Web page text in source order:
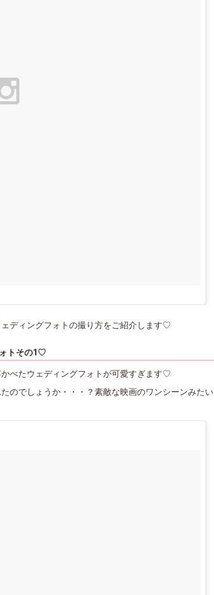
ディングフォトの撮り方をご紹介します♡
トその1♡
べたウェディングフォトが可愛すぎます♡
のでしょうか・・・？素敵な映画のワンシーンみたい